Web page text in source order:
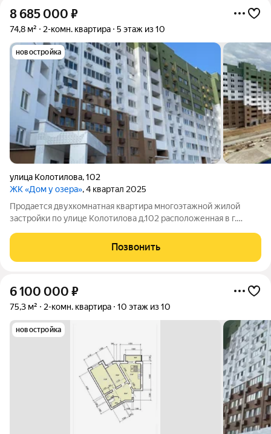
8 685 000 ₽
74,8 м² 2-комн. квартира 5 этаж из 10
новостройка
улица Колотилова,102
ЖК «Дом у озера», 4 квартал 2025
Продается двухкомнатная квартира многоэтажной жилой
застройки по улице Колотилова д.102 расположенная в г.
жилой дом с лаконичным фасадом, выдержанным в единой
колористике. Несомненным
Позвонить
6 100 000 ₽
75,3 м² 2-комн. квартира 10 этаж из 10
новостройка